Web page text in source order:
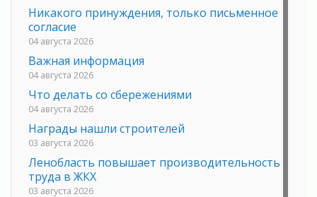
Никакого принуждения, только письменное
согласие
04 августа 2026
Важная информация
04 августа 2026
Что делать со сбережениями
04 августа 2026
Награды нашли строителей
03 августа 2026
Ленобласть повышает производительность
труда в ЖКХ
03 августа 2026